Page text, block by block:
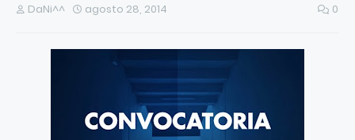
DaNi^^ agosto 28, 2014 0